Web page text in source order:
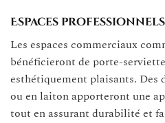
Espaces professionnels
Les espaces commerciaux
bénéficieront de porte-
esthétiquement plaisants. Des
ou en laiton apporteront une
tout en assurant durabilité et